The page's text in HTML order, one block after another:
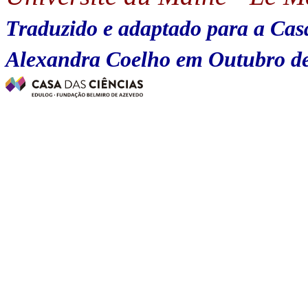
Traduzido e adaptado para a
Alexandra Coelho em Outubro